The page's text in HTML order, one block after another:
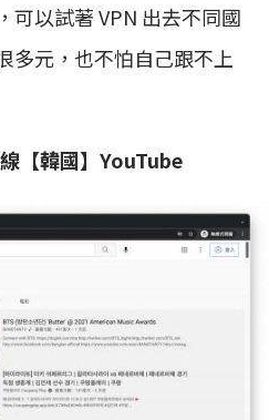
可以試著 VPN 出去不同國
多元，也不怕自己跟不上
【韓國】YouTube